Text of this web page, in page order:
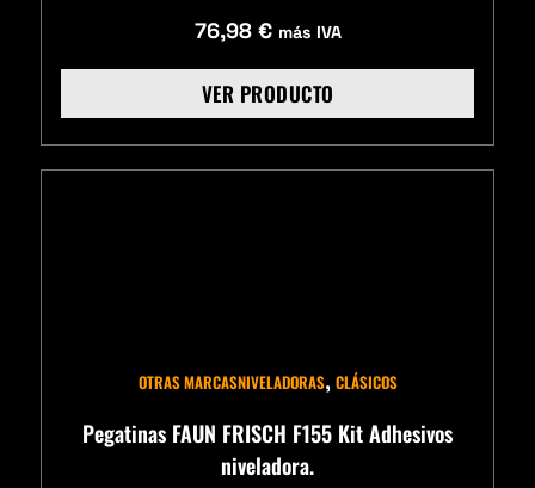
76,98 € más IVA
VER PRODUCTO
OTRAS MARCASNIVELADORAS, CLÁSICOS
Pegatinas FAUN FRISCH F155 Kit Adhesivos
niveladora.